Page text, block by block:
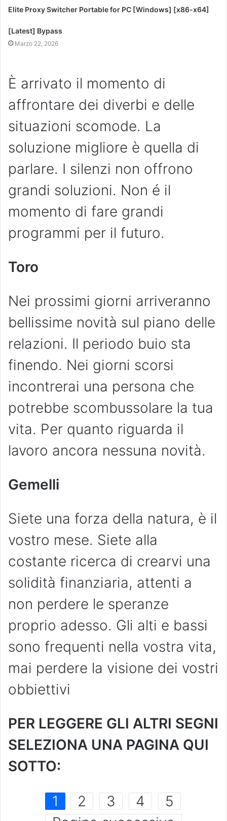
Elite Proxy Switcher Portable for PC [Windows] [x86-x64]
[Latest] Bypass
Marzo 22, 2026
È arrivato il momento di
affrontare dei diverbi e delle
situazioni scomode. La
soluzione migliore è quella di
parlare. I silenzi non offrono
grandi soluzioni. Non é il
momento di fare grandi
programmi per il futuro.
Toro
Nei prossimi giorni arriveranno
bellissime novità sul piano delle
relazioni. Il periodo buio sta
finendo. Nei giorni scorsi
incontrerai una persona che
potrebbe scombussolare la tua
vita. Per quanto riguarda il
lavoro ancora nessuna novità.
Gemelli
Siete una forza della natura, è il
vostro mese. Siete alla
costante ricerca di crearvi una
solidità finanziaria, attenti a
non perdere le speranze
proprio adesso. Gli alti e bassi
sono frequenti nella vostra vita,
mai perdere la visione dei vostri
obbiettivi
PER LEGGERE GLI ALTRI SEGNI
SELEZIONA UNA PAGINA QUI
SOTTO:
1 2 3 4
5